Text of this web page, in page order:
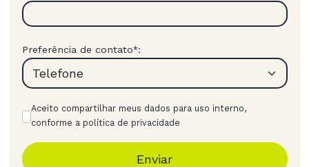
Preferência de contato*:
Aceito compartilhar meus dados para uso interno,
conforme a política de privacidade
Enviar